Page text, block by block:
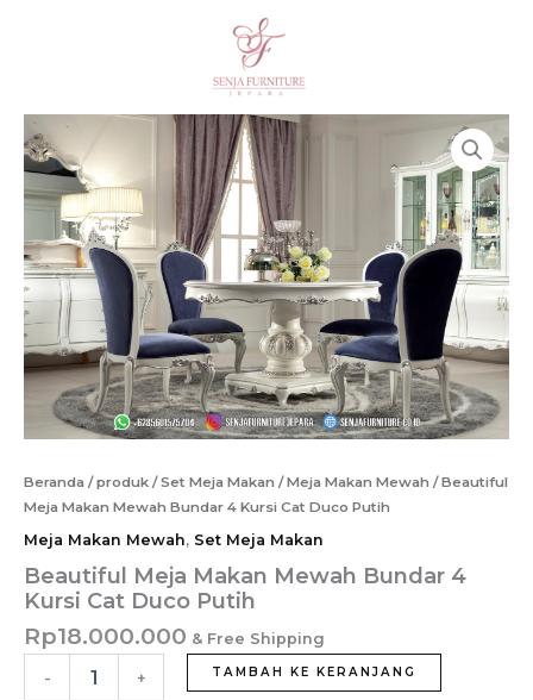
Beranda /produk /Set Meja Makan /Meja Makan Mewah / Beautiful
Meja Makan Mewah Bundar 4 Kursi Cat Duco Putih
Meja Makan Mewah, Set Meja Makan
Beautiful Meja Makan Mewah Bundar 4
Kursi Cat Duco Putih
Rp18.000.000 & Free Shipping
-
Beautiful
+ TAMBAH KE KERANJANG
Kursi
Cat
Duco
Putih